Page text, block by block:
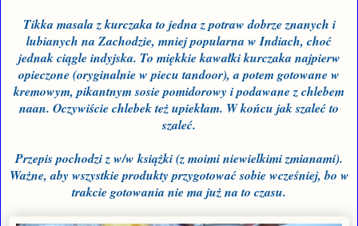
Tikka masala z kurczaka to jedna z potraw dobrze znanych i
lubianych na Zachodzie, mniej popularna w Indiach, choć
jednak ciągle indyjska. To miękkie kawałki kurczaka najpierw
opieczone (oryginalnie w piecu tandoor), a potem gotowane w
kremowym, pikantnym sosie pomidorowy i podawane z chlebem
naan. Oczywiście chlebek też upiekłam. W końcu jak szaleć to
szaleć.
Przepis pochodzi z w/w książki (z moimi niewielkimi zmianami).
Ważne, aby wszystkie produkty przygotować sobie wcześniej, bo w
trakcie gotowania nie ma już na to czasu.